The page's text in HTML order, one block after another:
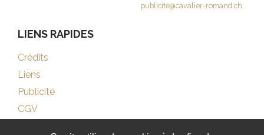
publicite@cavalier-romand.ch
LIENS RAPIDES
Crédits
Liens
Publicité
CGV